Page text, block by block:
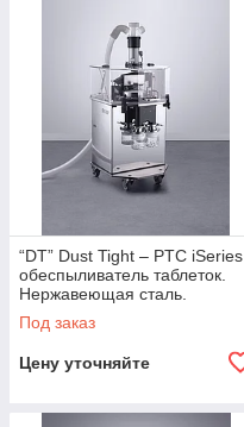
“DT” Dust Tight – PTC iSeries
обеспыливатель таблеток.
Нержавеющая сталь.
Под заказ
Цену уточняйте